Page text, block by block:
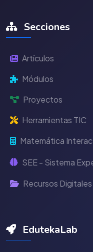
Secciones
Artículos
Módulos
Proyectos
Herramientas TIC
Matemática
SEE - Sistema
Recursos Digitales
EdutekaLab